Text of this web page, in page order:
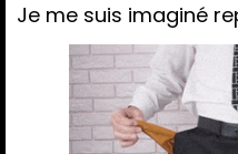
Je me suis imaginé